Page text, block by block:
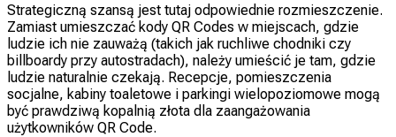
Strategiczną szansą jest tutaj odpowiednie rozmieszczenie.
Zamiast umieszczać kody QR Codes w miejscach, gdzie
ludzie ich nie zauważą (takich jak ruchliwe chodniki czy
billboardy przy autostradach), należy umieścić je tam, gdzie
ludzie naturalnie czekają. Recepcje, pomieszczenia
socjalne, kabiny toaletowe i parkingi wielopoziomowe mogą
być prawdziwą kopalnią złota dla zaangażowania
użytkowników QR Code.